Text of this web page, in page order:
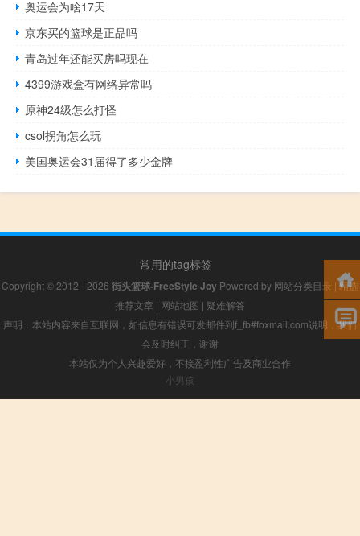
奥运会为啥17天
京东买的篮球是正品吗
青岛过年还能买房吗现在
4399游戏盒有网络异常吗
原神24级怎么打怪
csol拐角怎么玩
美国奥运会31届得了多少金牌
常用的tag标签
Copyright © 2012 - 2026 街头篮球-FreeStyle Joy Powered by 网站分类目录 |精选
推荐文章 | 网站地图 | 疑难解答
声明：本站内容来自互联网，如信息有错误可发邮件到f_fb#foxmail.com说明，我们
会及时纠正，谢谢
本站仅为个人兴趣爱好，不接盈利性广告及商业合作
小男孩